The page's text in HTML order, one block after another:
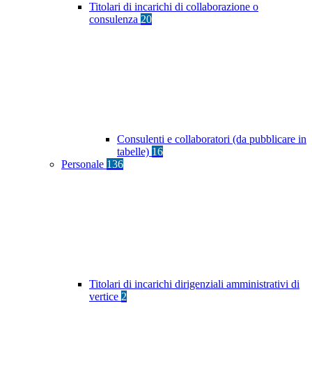
Titolari di incarichi di collaborazione o
consulenza 20
Consulenti e collaboratori (da pubblicare in
tabelle) 16
Personale 136
Titolari di incarichi dirigenziali amministrativi di
vertice 2